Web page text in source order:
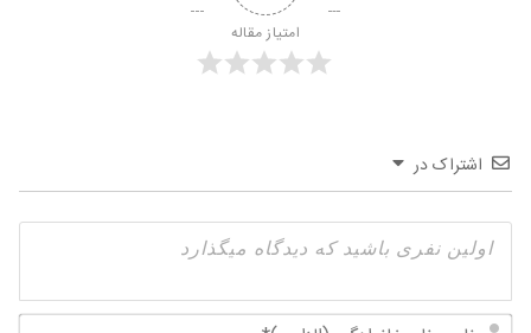
امتیاز مقاله
اشتراک در